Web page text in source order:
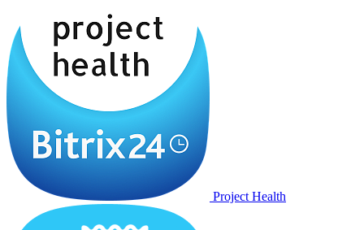
Project Health